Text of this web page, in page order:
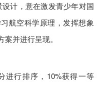
计，意在激发青少年对国
航空科学原理，发挥想象
并进行呈现。
进行排序，10%获得一等